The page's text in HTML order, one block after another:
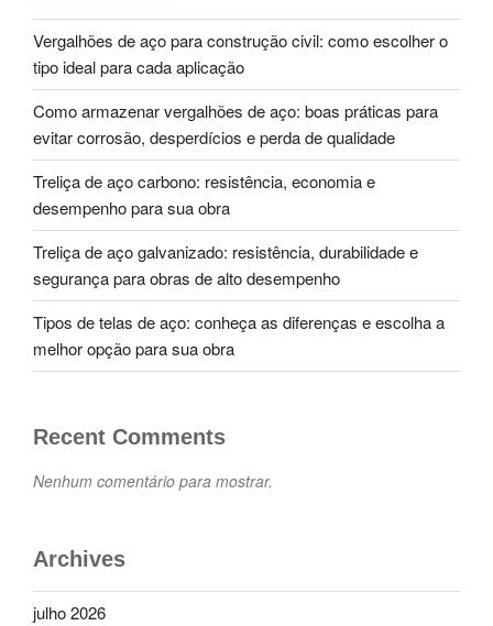
Vergalhões de aço para construção civil: como escolher o
tipo ideal para cada aplicação
Como armazenar vergalhões de aço: boas práticas para
evitar corrosão, desperdícios e perda de qualidade
Treliça de aço carbono: resistência, economia e
desempenho para sua obra
Treliça de aço galvanizado: resistência, durabilidade e
segurança para obras de alto desempenho
Tipos de telas de aço: conheça as diferenças e escolha a
melhor opção para sua obra
Recent Comments
Nenhum comentário para mostrar.
Archives
julho 2026